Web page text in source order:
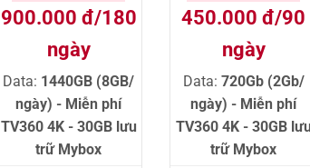
900.000 đ/180
ngày
Data: 1440GB (8GB/
ngày) - Miễn phí
TV360 4K - 30GB lưu
trữ Mybox
450.000 đ/90
ngày
Data: 720Gb (2Gb/
ngày) - Miễn phí
TV360 4K - 30GB
trữ Mybox